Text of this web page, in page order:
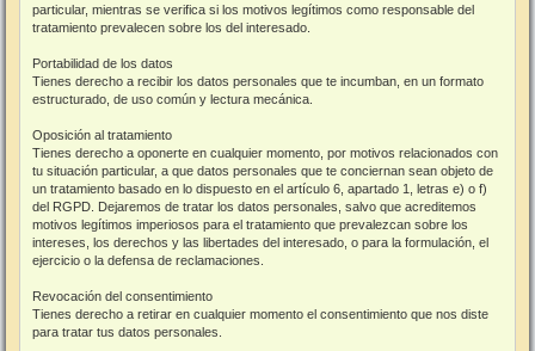
particular, mientras se verifica si los motivos legítimos como responsable del
tratamiento prevalecen sobre los del interesado.
Portabilidad de los datos
Tienes derecho a recibir los datos personales que te incumban, en un formato
estructurado, de uso común y lectura mecánica.
Oposición al tratamiento
Tienes derecho a oponerte en cualquier momento, por motivos relacionados con
tu situación particular, a que datos personales que te conciernan sean objeto de
un tratamiento basado en lo dispuesto en el artículo 6, apartado 1, letras e) o f)
del RGPD. Dejaremos de tratar los datos personales, salvo que acreditemos
motivos legítimos imperiosos para el tratamiento que prevalezcan sobre los
intereses, los derechos y las libertades del interesado, o para la formulación, el
ejercicio o la defensa de reclamaciones.
Revocación del consentimiento
Tienes derecho a retirar en cualquier momento el consentimiento que nos diste
para tratar tus datos personales.